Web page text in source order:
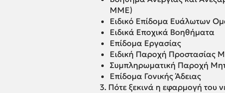
ΜΜΕ)
Ειδικό Επίδομα Ευάλωτων
Ειδικά Εποχικά Βοηθήματα
Επίδομα Εργασίας
Ειδική Παροχή Προστασίας
Συμπληρωματική Παροχή
Επίδομα Γονικής Άδειας
3. Πότε ξεκινά η εφαρμογή